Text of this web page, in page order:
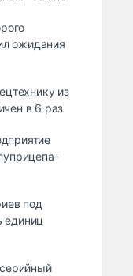
ожидания
из
в 6 раз
под
единиц